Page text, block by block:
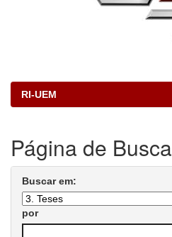
RI-UEM
Página de Busca
Buscar em:
por